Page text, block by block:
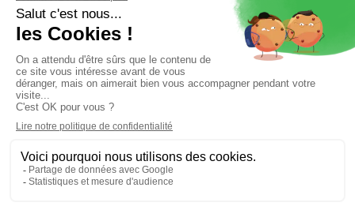
23 rue du Collège 15000 Aurillac
04 71 48 28 18
Accueil téléphonique de 8h à 12h et de 13h à 18h
Le vendredi de 8h à 12h et de 13h à 16h